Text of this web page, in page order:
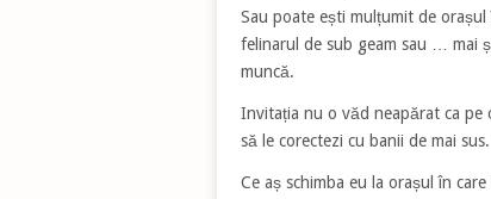
Sau poate ești mulțumit de
felinarul de sub geam sau … mai
muncă.
Invitația nu o văd neapărat ca pe
să le corectezi cu banii de mai
Ce aș schimba eu la orașul în